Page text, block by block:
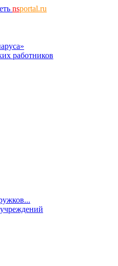
nsportal.ru
работников